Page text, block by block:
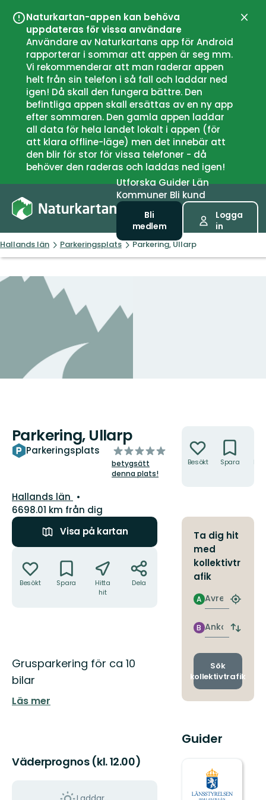
Naturkartan-appen kan behöva
uppdateras för vissa användare
Användare av Naturkartans app för Android
rapporterar i sommar att appen är seg mm.
Vi rekommenderar att man raderar appen
helt från sin telefon i så fall och laddar ned
igen! Då skall den fungera bättre. Den
befintliga appen skall ersättas av en ny app
efter sommaren. Den gamla appen laddar
all data för hela landet lokalt i appen (för
att klara offline-läge) men det innebär att
den blir för stor för vissa telefoner - då
behöver den raderas och laddas ned igen!
UtforskaGuiderLän
Kommuner Bli kund
Bli
medlem
Logga
in
Hallands län Parkeringsplats Parkering, Ullarp
Parkering, Ullarp
Parkeringsplats
av
5
stjärnor
betygsätt
denna plats!
Län:
Hallands län
6698.01 km från dig
Visa på kartan
Besökt Spara
Hitta
hit
Dela
Beskrivning
Grusparkering för ca 10
bilar
Läs mer
Väderprognos (kl. 12.00)
Besökt Spara
Ta dig hit
med
kollektivtr
afik
Avresa
A
Hitta
Ankomst
B
Byt
och
Sök
kollektivtrafik
Guider